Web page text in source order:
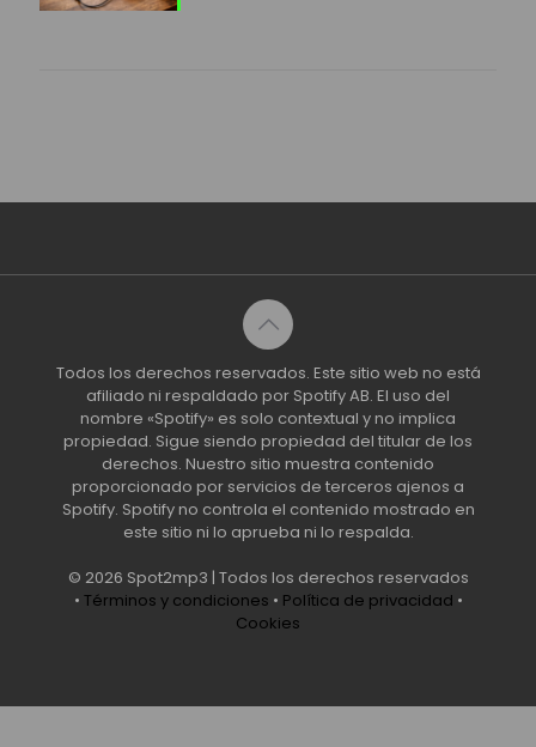
Todos los derechos reservados. Este sitio web no está
afiliado ni respaldado por Spotify AB. El uso del
nombre «Spotify» es solo contextual y no implica
propiedad. Sigue siendo propiedad del titular de los
derechos. Nuestro sitio muestra contenido
proporcionado por servicios de terceros ajenos a
Spotify. Spotify no controla el contenido mostrado en
este sitio ni lo aprueba ni lo respalda.
© 2026 Spot2mp3 | Todos los derechos reservados
• Términos y condiciones • Política de privacidad •
Cookies